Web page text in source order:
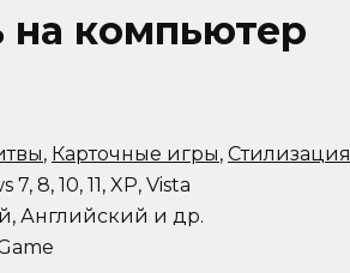
на компьютер
, Карточные игры, Стилизация
7, 8, 10, 11, XP, Vista
Английский и др.